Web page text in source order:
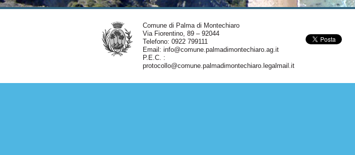
Comune di Palma di Montechiaro
Via Fiorentino, 89 – 92044
Telefono: 0922 799111
Email: info@comune.palmadimontechiaro.ag.it
P.E.C. :
protocollo@comune.palmadimontechiaro.legalmail.it